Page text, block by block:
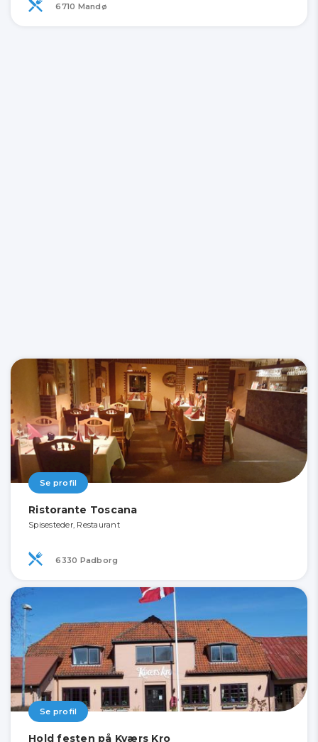
6710 Mandø
Se profil
Ristorante Toscana
Spisesteder, Restaurant
6330 Padborg
Se profil
Hold festen på Kværs Kro